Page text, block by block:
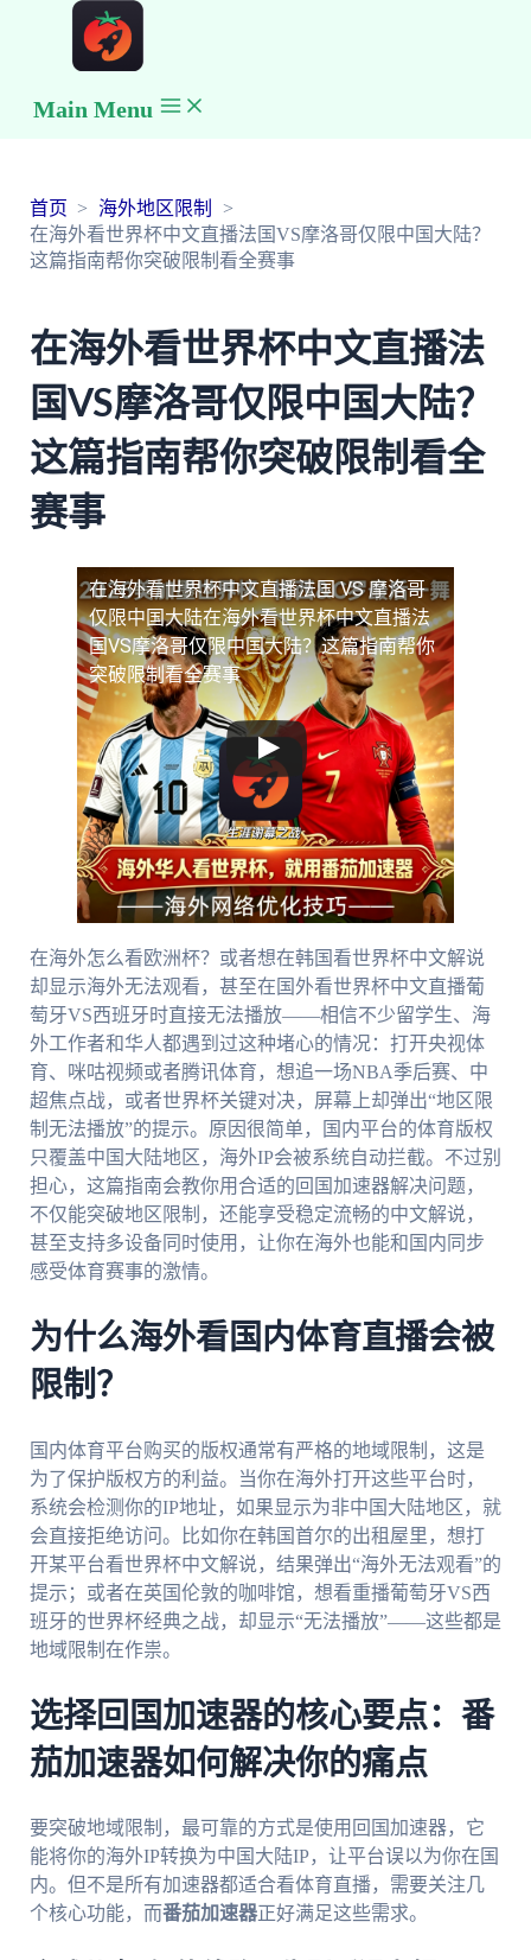
Main Menu
首页
海外地区限制
在海外看世界杯中文直播法国VS摩洛哥仅限中国大陆？
这篇指南帮你突破限制看全赛事
在海外看世界杯中文直播法
国VS摩洛哥仅限中国大陆？
这篇指南帮你突破限制看全
赛事
在海外看世界杯中文直播法国 VS 摩洛哥
仅限中国大陆在海外看世界杯中文直播法
国VS摩洛哥仅限中国大陆？这篇指南帮你
突破限制看全赛事
在海外怎么看欧洲杯？或者想在韩国看世界杯中文解说
却显示海外无法观看，甚至在国外看世界杯中文直播葡
萄牙VS西班牙时直接无法播放——相信不少留学生、海
外工作者和华人都遇到过这种堵心的情况：打开央视体
育、咪咕视频或者腾讯体育，想追一场NBA季后赛、中
超焦点战，或者世界杯关键对决，屏幕上却弹出“地区限
制无法播放”的提示。原因很简单，国内平台的体育版权
只覆盖中国大陆地区，海外IP会被系统自动拦截。不过别
担心，这篇指南会教你用合适的回国加速器解决问题，
不仅能突破地区限制，还能享受稳定流畅的中文解说，
甚至支持多设备同时使用，让你在海外也能和国内同步
感受体育赛事的激情。
为什么海外看国内体育直播会被
限制？
国内体育平台购买的版权通常有严格的地域限制，这是
为了保护版权方的利益。当你在海外打开这些平台时，
系统会检测你的IP地址，如果显示为非中国大陆地区，就
会直接拒绝访问。比如你在韩国首尔的出租屋里，想打
开某平台看世界杯中文解说，结果弹出“海外无法观看”的
提示；或者在英国伦敦的咖啡馆，想看重播葡萄牙VS西
班牙的世界杯经典之战，却显示“无法播放”——这些都是
地域限制在作祟。
选择回国加速器的核心要点：番
茄加速器如何解决你的痛点
要突破地域限制，最可靠的方式是使用回国加速器，它
能将你的海外IP转换为中国大陆IP，让平台误以为你在国
内。但不是所有加速器都适合看体育直播，需要关注几
个核心功能，而番茄加速器正好满足这些需求。